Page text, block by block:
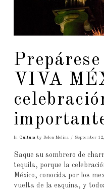
VIVA
In Culturaby Belen Molina September
Saque su sombrero de
tequila, porque la
México, conocida por los
vuelta de la esquina, y